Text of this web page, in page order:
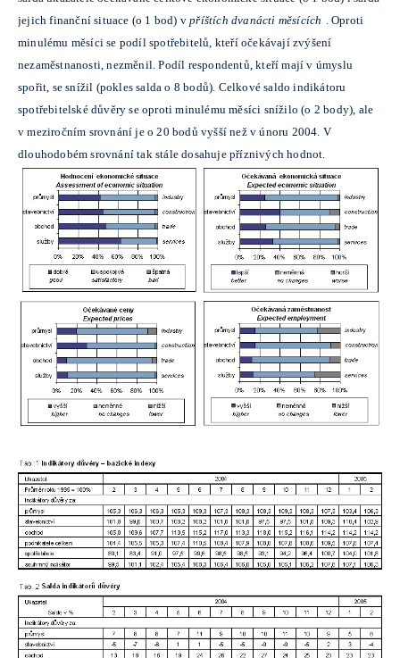
jejich finanční situace (o 1 bod) vpříštích dvanácti měsících . Oproti
minulému měsíci se podíl spotřebitelů, kteří očekávají zvýšení
nezaměstnanosti, nezměnil. Podíl respondentů, kteří mají v úmyslu
spořit, se snížil (pokles salda o 8 bodů). Celkové saldo indikátoru
spotřebitelské důvěry se oproti minulému měsíci snížilo (o 2 body), ale
v meziročním srovnání je o 20 bodů vyšší než v únoru 2004. V
dlouhodobém srovnání tak stále dosahuje příznivých hodnot.